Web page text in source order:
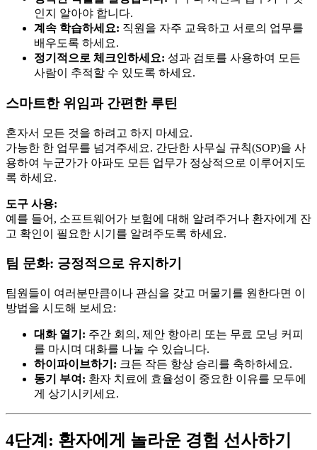
인지 알아야 합니다.
계속 학습하세요: 직원을 자주 교육하고 서로의 업무를
배우도록 하세요.
정기적으로 체크인하세요: 성과 검토를 사용하여 모든
사람이 추적할 수 있도록 하세요.
스마트한 위임과 간편한 루틴
혼자서 모든 것을 하려고 하지 마세요.
가능한 한 업무를 넘겨주세요. 간단한 사무실 규칙(SOP)을 사
용하여 누군가가 아파도 모든 업무가 정상적으로 이루어지도
록 하세요.
도구 사용:
예를 들어, 소프트웨어가 보험에 대해 알려주거나 환자에게 잔
고 확인이 필요한 시기를 알려주도록 하세요.
팀 문화: 긍정적으로 유지하기
팀원들이 여러분만큼이나 관심을 갖고 머물기를 원한다면 이
방법을 시도해 보세요:
대화 열기: 주간 회의, 제안 항아리 또는 무료 모닝 커피
를 마시며 대화를 나눌 수 있습니다.
하이파이브하기: 크든 작든 항상 승리를 축하하세요.
동기 부여: 환자 치료에 효율성이 중요한 이유를 모두에
게 상기시키세요.
4단계: 환자에게 놀라운 경험 선사하기